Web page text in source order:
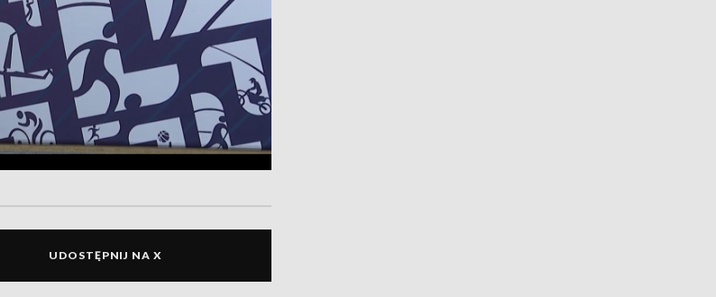
UDOSTĘPNIJ NA X